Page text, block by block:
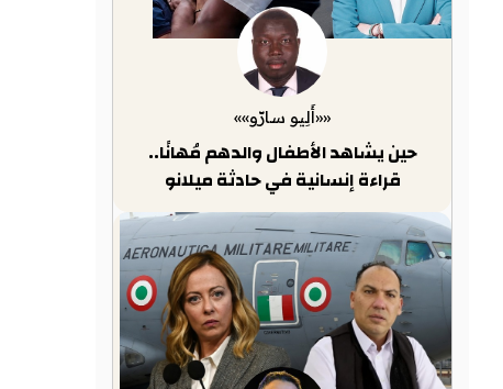
««أَلِيو سارّو»»
حين يشاهد الأطفال والدهم مُهانًا..
قراءة إنسانية في حادثة ميلانو